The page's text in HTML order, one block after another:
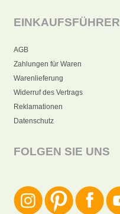
EINKAUFSFÜHRER
AGB
Zahlungen für Waren
Warenlieferung
Widerruf des Vertrags
Reklamationen
Datenschutz
FOLGEN SIE UNS